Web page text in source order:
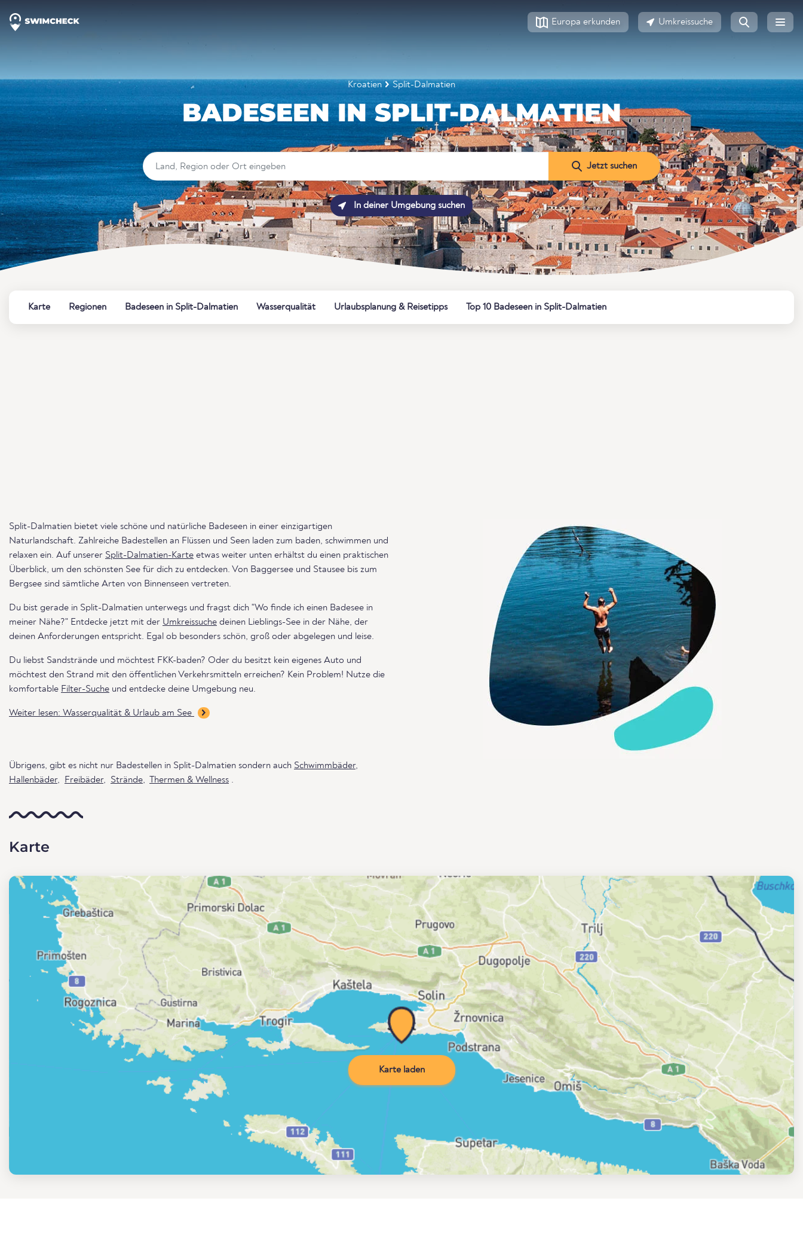
Europa erkunden Umkreissuche
Kroatien Split-Dalmatien
BADESEEN IN SPLIT-DALMATIEN
Jetzt suchen
In deiner Umgebung suchen
Karte Regionen Badeseen in Split-Dalmatien Wasserqualität Urlaubsplanung & Reisetipps Top 10 Badeseen in Split-Dalmatien
Split-Dalmatien bietet viele schöne und natürliche Badeseen in einer einzigartigen
Naturlandschaft. Zahlreiche Badestellen an Flüssen und Seen laden zum baden, schwimmen und
relaxen ein. Auf unserer Split-Dalmatien-Karte etwas weiter unten erhältst du einen praktischen
Überblick, um den schönsten See für dich zu entdecken. Von Baggersee und Stausee bis zum
Bergsee sind sämtliche Arten von Binnenseen vertreten.
Du bist gerade in Split-Dalmatien unterwegs und fragst dich "Wo finde ich einen Badesee in
meiner Nähe?" Entdecke jetzt mit der Umkreissuche deinen Lieblings-See in der Nähe, der
deinen Anforderungen entspricht. Egal ob besonders schön, groß oder abgelegen und leise.
Du liebst Sandstrände und möchtest FKK-baden? Oder du besitzt kein eigenes Auto und
möchtest den Strand mit den öffentlichen Verkehrsmitteln erreichen? Kein Problem! Nutze die
komfortable Filter-Suche und entdecke deine Umgebung neu.
Weiter lesen: Wasserqualität & Urlaub am See
Übrigens, gibt es nicht nur Badestellen in Split-Dalmatien sondern auch Schwimmbäder,
Hallenbäder, Freibäder, Strände, Thermen & Wellness .
Karte
Karte laden